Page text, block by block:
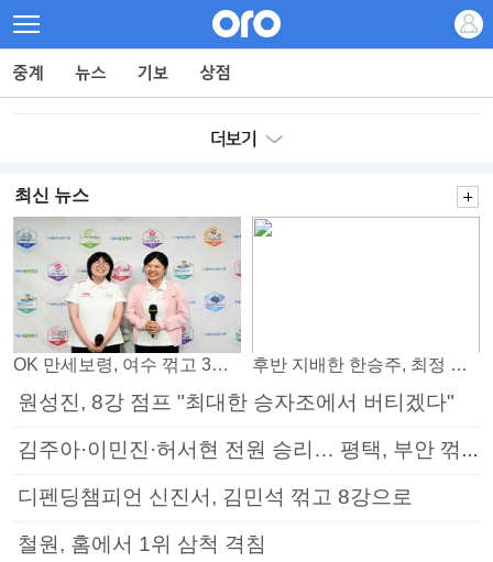
최신 뉴스
OK 만세보령, 여수 꺾고 3연패 탈출 후반 지배한 한승주, 최정 꺾고 8강 진출
원성진, 8강 점프 "최대한 승자조에서 버티겠다"
김주아·이민진·허서현 전원 승리… 평택, 부안 꺾고 5연승
디펜딩챔피언 신진서, 김민석 꺾고 8강으로
철원, 홈에서 1위 삼척 격침